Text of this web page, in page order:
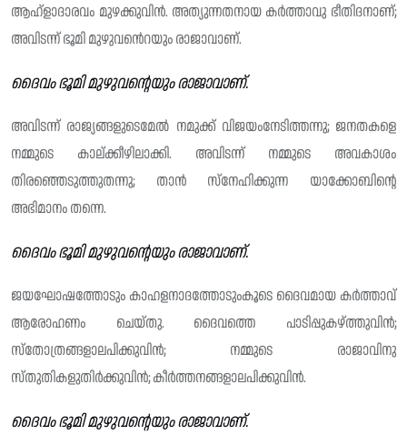
ആഹ്ളാദാരവം മുഴക്കുവിൻ. അത്യുന്നതനായ കർത്താവു ഭീതിദനാണ്;
അവിടന്ന് ഭൂമി മുഴുവൻെറയും രാജാവാണ്.
ദൈവം ഭൂമി മുഴുവന്റെയും രാജാവാണ്.
അവിടന്ന് രാജ്യങ്ങളുടെമേൽ നമുക്ക് വിജയംനേടിത്തന്നു; ജനതകളെ
നമ്മുടെ കാല്ക്കീഴിലാക്കി. അവിടന്ന് നമ്മുടെ അവകാശം
തിരഞ്ഞെടുത്തുതന്നു; താൻ സ്നേഹിക്കുന്ന യാക്കോബിന്റെ
അഭിമാനം തന്നെ.
ദൈവം ഭൂമി മുഴുവന്റെയും രാജാവാണ്.
ജയഘോഷത്തോടും കാഹളനാദത്തോടുംകൂടെ ദൈവമായ കർത്താവ്
ആരോഹണം ചെയ്‌തു. ദൈവത്തെ പാടിപ്പുകഴ്ത്തുവിൻ;
സ്തോത്രങ്ങളാലപിക്കുവിൻ; നമ്മുടെ രാജാവിനു
സ്തുതികളുതിർക്കുവിൻ; കീർത്തനങ്ങളാലപിക്കുവിൻ.
ദൈവം ഭൂമി മുഴുവന്റെയും രാജാവാണ്.